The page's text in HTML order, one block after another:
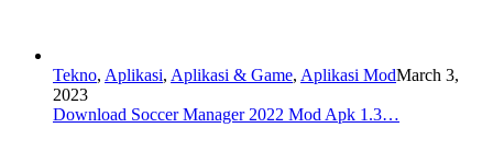
Tekno, Aplikasi, Aplikasi & Game, Aplikasi ModMarch 3,
2023
Download Soccer Manager 2022 Mod Apk 1.3…